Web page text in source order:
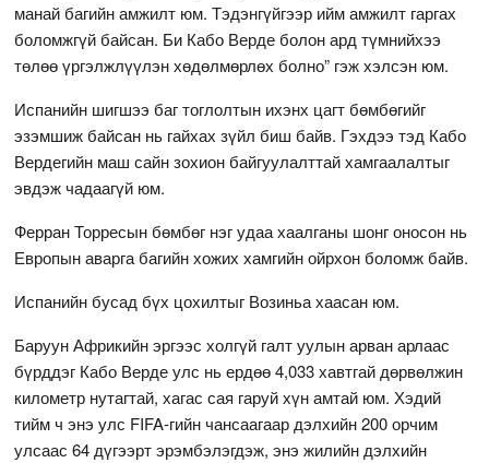
манай багийн амжилт юм. Тэдэнгүйгээр ийм амжилт гаргах
боломжгүй байсан. Би Кабо Верде болон ард түмнийхээ
төлөө үргэлжлүүлэн хөдөлмөрлөх болно” гэж хэлсэн юм.
Испанийн шигшээ баг тоглолтын ихэнх цагт бөмбөгийг
эзэмшиж байсан нь гайхах зүйл биш байв. Гэхдээ тэд Кабо
Вердегийн маш сайн зохион байгуулалттай хамгаалалтыг
эвдэж чадаагүй юм.
Ферран Торресын бөмбөг нэг удаа хаалганы шонг оносон нь
Европын аварга багийн хожих хамгийн ойрхон боломж байв.
Испанийн бусад бүх цохилтыг Возиньа хаасан юм.
Баруун Африкийн эргээс холгүй галт уулын арван арлаас
бүрддэг Кабо Верде улс нь ердөө 4,033 хавтгай дөрвөлжин
километр нутагтай, хагас сая гаруй хүн амтай юм. Хэдий
тийм ч энэ улс FIFA-гийн чансаагаар дэлхийн 200 орчим
улсаас 64 дүгээрт эрэмбэлэгдэж, энэ жилийн дэлхийн